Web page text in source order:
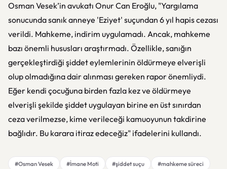
Osman Vesek’in avukatı Onur Can Eroğlu, "Yargılama
sonucunda sanık anneye 'Eziyet' suçundan 6 yıl hapis cezası
verildi. Mahkeme, indirim uygulamadı. Ancak, mahkeme
bazı önemli hususları araştırmadı. Özellikle, sanığın
gerçekleştirdiği şiddet eylemlerinin öldürmeye elverişli
olup olmadığına dair alınması gereken rapor önemliydi.
Eğer kendi çocuğuna birden fazla kez ve öldürmeye
elverişli şekilde şiddet uygulayan birine en üst sınırdan
ceza verilmezse, kime verileceği kamuoyunun takdirine
bağlıdır. Bu karara itiraz edeceğiz" ifadelerini kullandı.
#Osman Vesek #İmane Moti #şiddet suçu
#mahkeme süreci